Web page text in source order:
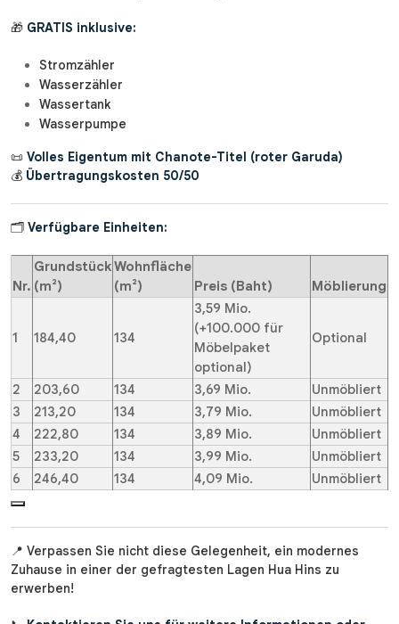
🎁 GRATIS inklusive:
Stromzähler
Wasserzähler
Wassertank
Wasserpumpe
📜 Volles Eigentum mit Chanote-Titel (roter Garuda)
💰 Übertragungskosten 50/50
🗂️ Verfügbare Einheiten:
Nr.
Grundstück
(m²)
Wohnfläche
(m²)
Preis (Baht) Möblierung
1 184,40 134
3,59 Mio.
(+100.000 für
Möbelpaket
optional)
Optional
2 203,60 134 3,69 Mio.
Unmöbliert
3
213,20 134 3,79 Mio.
Unmöbliert
4
222,80 134 3,89 Mio.
Unmöbliert
5
233,20 134 3,99 Mio.
Unmöbliert
6
246,40 134 4,09 Mio. Unmöbliert
📍 Verpassen Sie nicht diese Gelegenheit, ein modernes
Zuhause in einer der gefragtesten Lagen Hua Hins zu
erwerben!